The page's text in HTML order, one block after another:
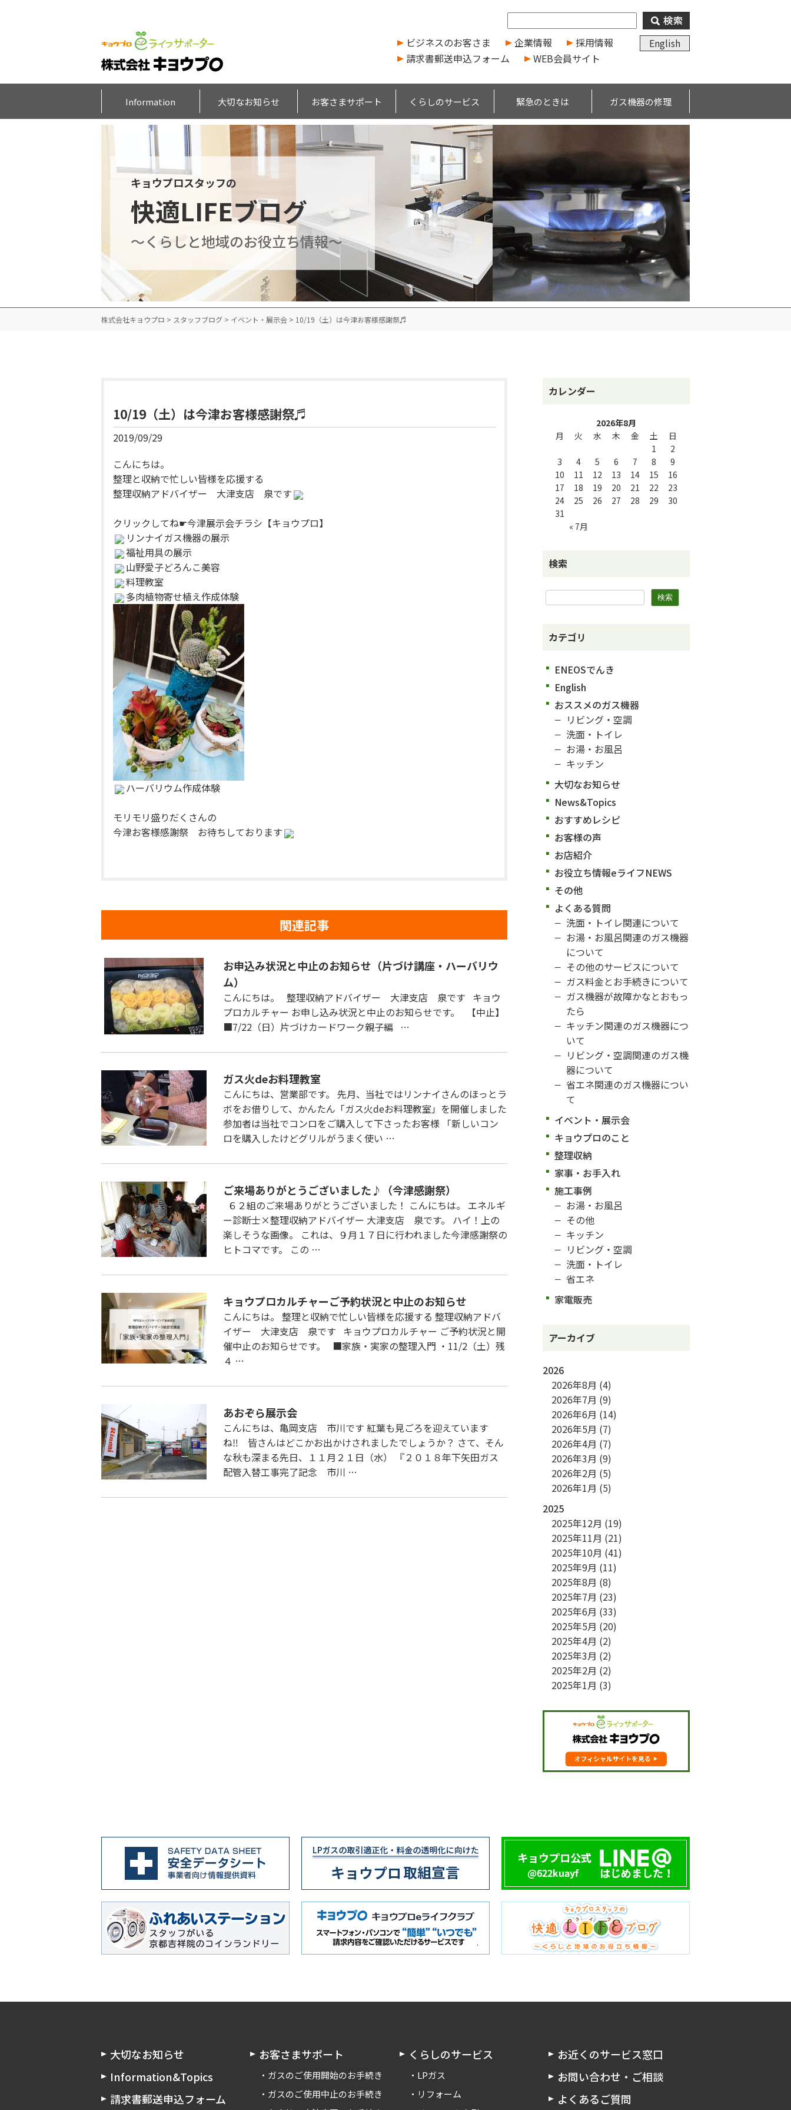
ビジネスのお客さま 企業情報 採用情報
English
請求書郵送申込フォーム
WEB会員サイト
Information 大切なお知らせ お客さまサポート くらしのサービス 緊急のときは ガス機器の修理
キョウプロスタッフの
快適LIFEブログ
～くらしと地域のお役立ち情報～
株式会社キョウプロ > スタッフブログ > イベント・展示会 > 10/19（土）は今津お客様感謝祭♬
10/19（土）は今津お客様感謝祭♬
2019/09/29
こんにちは。
整理と収納で忙しい皆様を応援する
整理収納アドバイザー 大津支店 泉です
クリックしてね☛今津展示会チラシ【キョウプロ】
リンナイガス機器の展示
福祉用具の展示
山野愛子どろんこ美容
料理教室
多肉植物寄せ植え作成体験
ハーバリウム作成体験
モリモリ盛りだくさんの
今津お客様感謝祭 お待ちしております
関連記事
お申込み状況と中止のお知らせ（片づけ講座・ハーバリウ
ム）
こんにちは。 整理収納アドバイザー 大津支店 泉です キョウ
プロカルチャー お申し込み状況と中止のお知らせです。 【中止】
■7/22（日）片づけカードワーク親子編 …
ガス火deお料理教室
こんにちは、営業部です。 先月、当社ではリンナイさんのほっとラ
ボをお借りして、かんたん「ガス火deお料理教室」を開催しました
参加者は当社でコンロをご購入して下さったお客様 「新しいコン
ロを購入したけどグリルがうまく使い …
ご来場ありがとうございました♪（今津感謝祭）
６２組のご来場ありがとうございました！ こんにちは。 エネルギ
ー診断士×整理収納アドバイザー 大津支店 泉です。 ハイ！上の
楽しそうな画像。 これは、９月１７日に行われました今津感謝祭の
ヒトコマです。 この …
キョウプロカルチャーご予約状況と中止のお知らせ
こんにちは。 整理と収納で忙しい皆様を応援する 整理収納アドバ
イザー 大津支店 泉です キョウプロカルチャー ご予約状況と開
催中止のお知らせです。 ■家族・実家の整理入門 ・11/2（土）残
４ …
あおぞら展示会
こんにちは、亀岡支店 市川です 紅葉も見ごろを迎えています
ね‼ 皆さんはどこかお出かけされましたでしょうか？ さて、そん
な秋も深まる先日、１１月２１日（水） 『２０１８年下矢田ガス
配管入替工事完了記念 市川 …
カレンダー
2026年8月
月
火 水 木 金 土 日
« 7月
1
2
3
4 5 6 7 8
9
10
11 12 13 14 15
16
17
18 19 20 21 22
23
24
25 26 27 28 29
30
31
検索
カテゴリ
ENEOSでんき
English
おススメのガス機器
リビング・空調
洗面・トイレ
お湯・お風呂
キッチン
大切なお知らせ
News&Topics
おすすめレシピ
お客様の声
お店紹介
お役立ち情報eライフNEWS
その他
よくある質問
洗面・トイレ関連について
お湯・お風呂関連のガス機器
について
その他のサービスについて
ガス料金とお手続きについて
ガス機器が故障かなとおもっ
たら
キッチン関連のガス機器につ
いて
リビング・空調関連のガス機
器について
省エネ関連のガス機器につい
て
イベント・展示会
キョウプロのこと
整理収納
家事・お手入れ
施工事例
お湯・お風呂
その他
キッチン
リビング・空調
洗面・トイレ
省エネ
家電販売
アーカイブ
2026
2026年8月 (4)
2026年7月 (9)
2026年6月 (14)
2026年5月 (7)
2026年4月 (7)
2026年3月 (9)
2026年2月 (5)
2026年1月 (5)
2025
2025年12月 (19)
2025年11月 (21)
2025年10月 (41)
2025年9月 (11)
2025年8月 (8)
2025年7月 (23)
2025年6月 (33)
2025年5月 (20)
2025年4月 (2)
2025年3月 (2)
2025年2月 (2)
2025年1月 (3)
大切なお知らせ
Information&Topics
請求書郵送申込フォーム
お客さまサポート
ガスのご使用開始のお手続き
ガスのご使用中止のお手続き
くらしのサービス
LPガス
リフォーム
お近くのサービス窓口
お問い合わせ・ご相談
よくあるご質問